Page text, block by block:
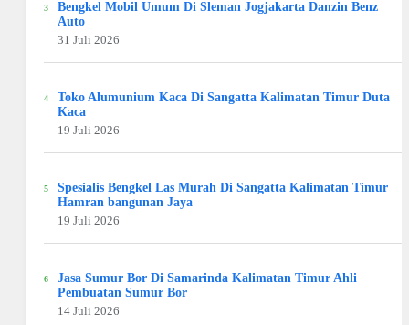
Bengkel Mobil Umum Di Sleman Jogjakarta Danzin Benz
Auto
31 Juli 2026
Toko Alumunium Kaca Di Sangatta Kalimatan Timur Duta
Kaca
19 Juli 2026
Spesialis Bengkel Las Murah Di Sangatta Kalimatan Timur
Hamran bangunan Jaya
19 Juli 2026
Jasa Sumur Bor Di Samarinda Kalimatan Timur Ahli
Pembuatan Sumur Bor
14 Juli 2026